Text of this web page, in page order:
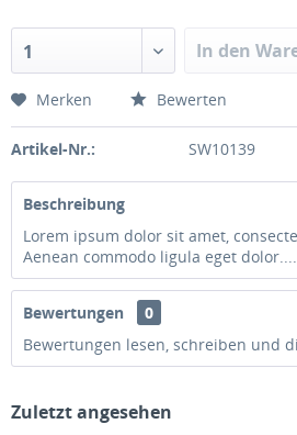
1 In den
Merken Bewerten
Artikel-Nr.: SW10139
Beschreibung
Lorem ipsum dolor sit amet,
Aenean commodo ligula eget dolor....
Bewertungen
0
Bewertungen lesen, schreiben und
Zuletzt angesehen